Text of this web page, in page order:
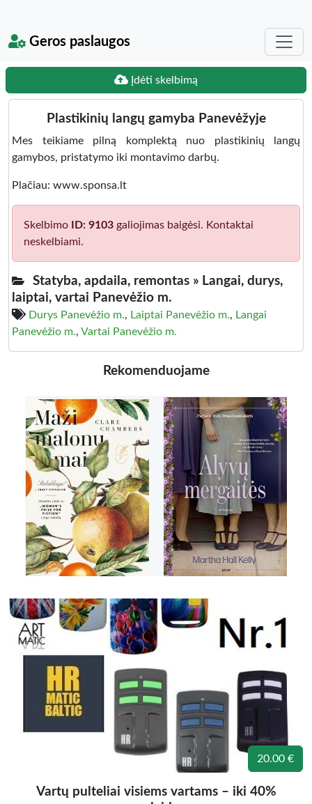
Geros paslaugos
Įdėti skelbimą
Plastikinių langų gamyba Panevėžyje
Mes teikiame pilną komplektą nuo plastikinių langų
gamybos, pristatymo iki montavimo darbų.
Plačiau: www.sponsa.lt
Skelbimo ID: 9103 galiojimas baigėsi. Kontaktai
neskelbiami.
Statyba, apdaila, remontas » Langai, durys,
laiptai, vartai Panevėžio m.
Durys Panevėžio m., Laiptai Panevėžio m., Langai
Panevėžio m., Vartai Panevėžio m.
Rekomenduojame
20.00 €
Vartų pulteliai visiems vartams – iki 40%